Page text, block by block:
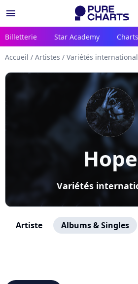
menu
Billetterie Star Academy
Accueil / Artistes / Variétés
Hope
Variétés
Artiste Albums & Singles